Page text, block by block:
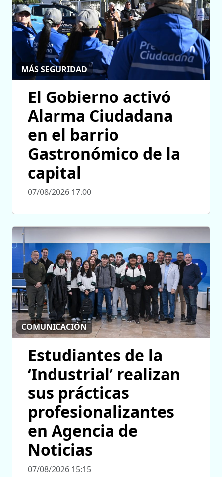
MÁS SEGURIDAD
El Gobierno activó
Alarma Ciudadana
en el barrio
Gastronómico de la
capital
07/08/2026 17:00
COMUNICACIÓN
Estudiantes de la
‘Industrial’ realizan
sus prácticas
profesionalizantes
en Agencia de
Noticias
07/08/2026 15:15